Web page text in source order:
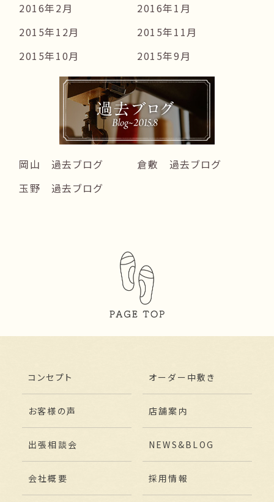
2016年2月
2016年1月
2015年12月
2015年11月
2015年10月
2015年9月
岡山 過去ブログ
倉敷 過去ブログ
玉野 過去ブログ
コンセプト オーダー中敷き
お客様の声 店舗案内
出張相談会 NEWS&BLOG
会社概要 採用情報